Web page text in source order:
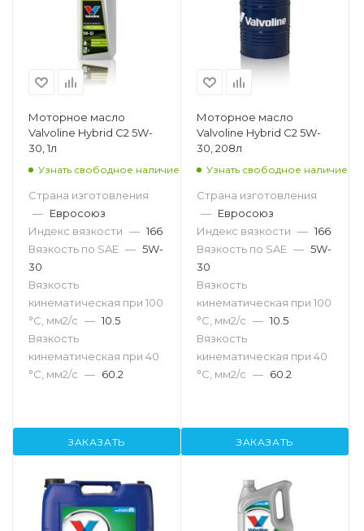
Моторное масло
Valvoline Hybrid C2 5W-
30, 1л
Узнать свободное наличие
Страна изготовления
— Евросоюз
Индекс вязкости — 166
Вязкость по SAE — 5W-
30
Вязкость
кинематическая при 100
°С, мм2/с — 10.5
Вязкость
кинематическая при 40
°С, мм2/с — 60.2
ЗАКАЗАТЬ
Моторное масло
Valvoline Hybrid C2 5W-
30, 208л
Узнать свободное наличие
Страна изготовления
— Евросоюз
Индекс вязкости — 166
Вязкость по SAE — 5W-
30
Вязкость
кинематическая при 100
°С, мм2/с — 10.5
Вязкость
кинематическая при 40
°С, мм2/с — 60.2
ЗАКАЗАТЬ